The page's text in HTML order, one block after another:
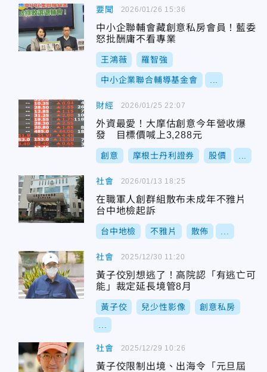
要聞
中小企聯輔會藏創意私房會員！藍委
怒批酬庸不看專業
王鴻薇 羅智強
中小企業聯合輔導基金會
2026/01/26 15:36
財經
外資最愛！大摩估創意今年營收爆
發 目標價喊上3,288元
創意 摩根士丹利證券 股價
2026/01/25 22:07
社會
在職軍人創群組散布未成年不雅片
台中地檢起訴
台中地檢 不雅片 散佈
2026/01/13 18:25
社會
黃子佼別想逃了！高院認「有逃亡可
能」裁定延長境管8月
黃子佼 兒少性影像 創意私房
2025/12/30 11:20
社會
黃子佼限制出境、出海令「元旦屆
2025/12/29 10:26